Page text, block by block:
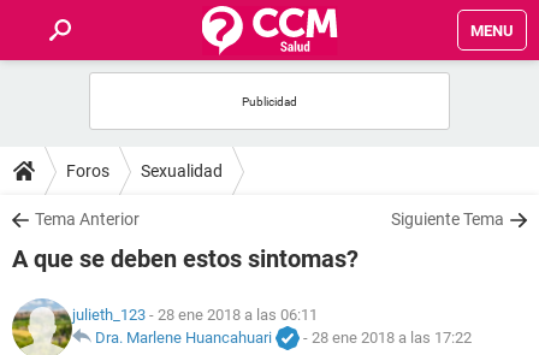
MENU
FOROS
SALUD
FAMILIA
NUTRICIÓN
Foros Sexualidad
Tema Anterior Siguiente Tema
A que se deben estos sintomas?
julieth_123 - 28 ene 2018 a las 06:11
Dra. Marlene Huancahuari
- 28 ene 2018 a las 17:22